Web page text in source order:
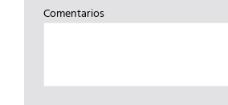
Comentarios